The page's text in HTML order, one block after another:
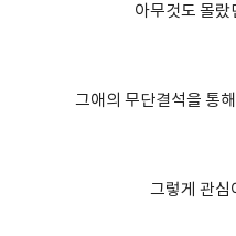
아무것도 몰랐
그애의 무단결석을 통
그렇게 관심